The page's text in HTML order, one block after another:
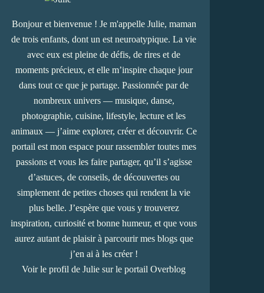
Bonjour et bienvenue ! Je m'appelle Julie, maman
de trois enfants, dont un est neuroatypique. La vie
avec eux est pleine de défis, de rires et de
moments précieux, et elle m’inspire chaque jour
dans tout ce que je partage. Passionnée par de
nombreux univers — musique, danse,
photographie, cuisine, lifestyle, lecture et les
animaux — j’aime explorer, créer et découvrir. Ce
portail est mon espace pour rassembler toutes mes
passions et vous les faire partager, qu’il s’agisse
d’astuces, de conseils, de découvertes ou
simplement de petites choses qui rendent la vie
plus belle. J’espère que vous y trouverez
inspiration, curiosité et bonne humeur, et que vous
aurez autant de plaisir à parcourir mes blogs que
j’en ai à les créer !
Voir le profil de Julie sur le portail Overblog